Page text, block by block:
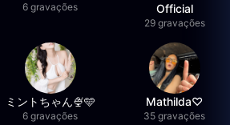
6 gravações
Official
29 gravações
ミントちゃん🍨🩵
6 gravações
Mathilda♡︎
35 gravações